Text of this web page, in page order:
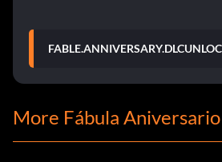
More Fábula